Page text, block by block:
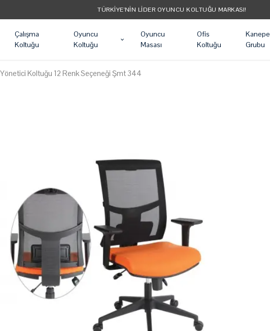
TÜRKIYE'NIN LIDER OYUNCU KOLTUĞU MARKASI!
Çalışma
Koltuğu
Oyuncu
Koltuğu
Oyuncu
Masası
Ofis
Koltuğu
Kanepe
Grubu
Koltuğu 12 Renk Seçeneği Şmt 344